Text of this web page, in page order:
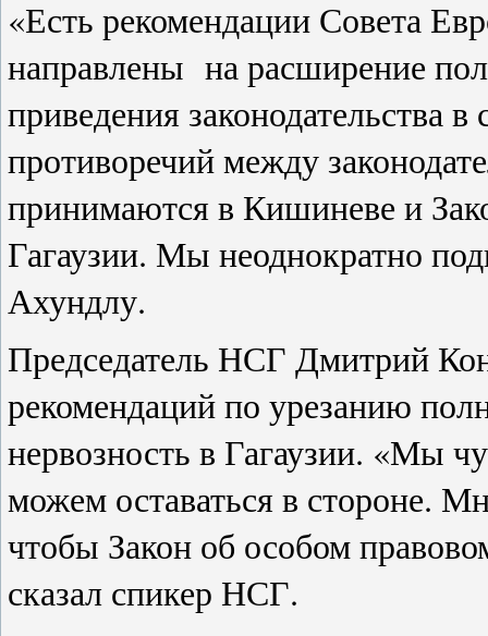
«Есть рекомендации Совета
направлены на расширение
приведения законодательства
противоречий между
принимаются в Кишиневе и
Гагаузии. Мы неоднократно
Ахундлу.
Председатель НСГ Дмитрий
рекомендаций по урезанию
нервозность в Гагаузии. «Мы
можем оставаться в стороне.
чтобы Закон об особом
сказал спикер НСГ.